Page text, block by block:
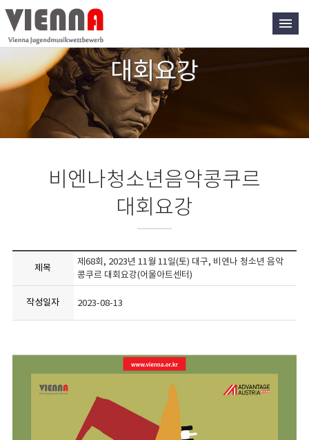
대회요강
비엔나청소년음악콩쿠르
대회요강
제목
제68회, 2023년 11월 11일(토) 대구, 비엔나 청소년 음악
콩쿠르 대회요강(어울아트센터)
작성일자 2023-08-13